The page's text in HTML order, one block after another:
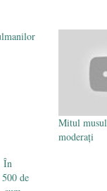
puțin a face cu
Mitul
moderați
În
de